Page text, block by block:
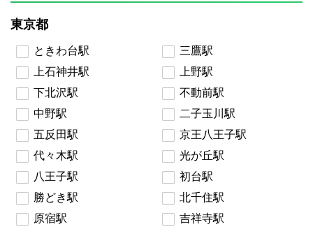
東京都
ときわ台駅
三鷹駅
上石神井駅
上野駅
下北沢駅
不動前駅
中野駅
二子玉川駅
五反田駅
京王八王子駅
代々木駅
光が丘駅
八王子駅
初台駅
勝どき駅
北千住駅
原宿駅
吉祥寺駅